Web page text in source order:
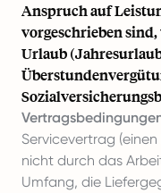
Anspruch auf
vorgeschrieben
Urlaub
Servicevertrag
nicht durch das
Umfang, die